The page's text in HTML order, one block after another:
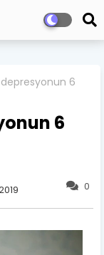
6
6
0